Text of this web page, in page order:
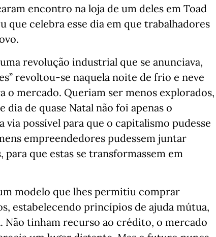
encontro na loja de um deles em Toad
que celebra esse dia em que trabalhadores
revolução industrial que se anunciava,
revoltou-se naquela noite de frio e neve
o mercado. Queriam ser menos explorados,
dia de quase Natal não foi apenas o
possível para que o capitalismo pudesse
empreendedores pudessem juntar
que estas se transformassem em
modelo que lhes permitiu comprar
estabelecendo princípios de ajuda mútua,
Não tinham recurso ao crédito, o mercado